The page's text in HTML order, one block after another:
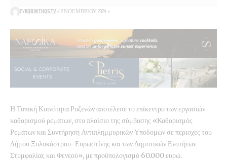
BYKORINTHOSTV 12 ΝΟΕΜΒΡΊΟΥ 2024
Η Τοπική Κοινότητα Ροζενών αποτέλεσε το επίκεντρο των εργασιών
καθαρισμού ρεμάτων, στο πλαίσιο της σύμβασης «Καθαρισμός
Ρεμάτων και Συντήρηση Αντιπλημμυρικών Υποδομών σε περιοχές του
Δήμου Ξυλοκάστρου-Ευρωστίνης και των Δημοτικών Ενοτήτων
Στυμφαλίας και Φενεού», με προϋπολογισμό 60.000 ευρώ.